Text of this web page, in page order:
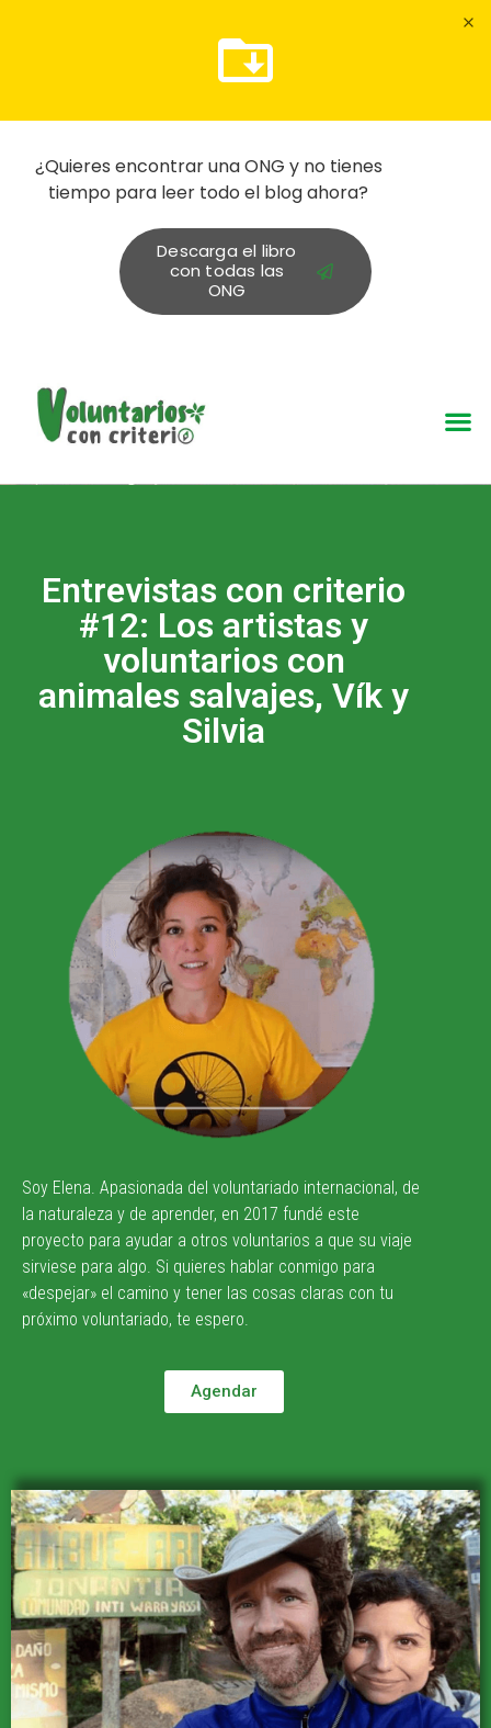
Entrevistas con criterio
#12: Los artistas y
voluntarios con
animales salvajes, Vík y
Silvia
Soy Elena. Apasionada del voluntariado internacional, de
la naturaleza y de aprender, en 2017 fundé este
proyecto para ayudar a otros voluntarios a que su viaje
sirviese para algo. Si quieres hablar conmigo para
«despejar» el camino y tener las cosas claras con tu
próximo voluntariado, te espero.
Agendar
¿Quieres encontrar una ONG y no tienes
tiempo para leer todo el blog ahora?
Descarga el libro
con todas las
ONG